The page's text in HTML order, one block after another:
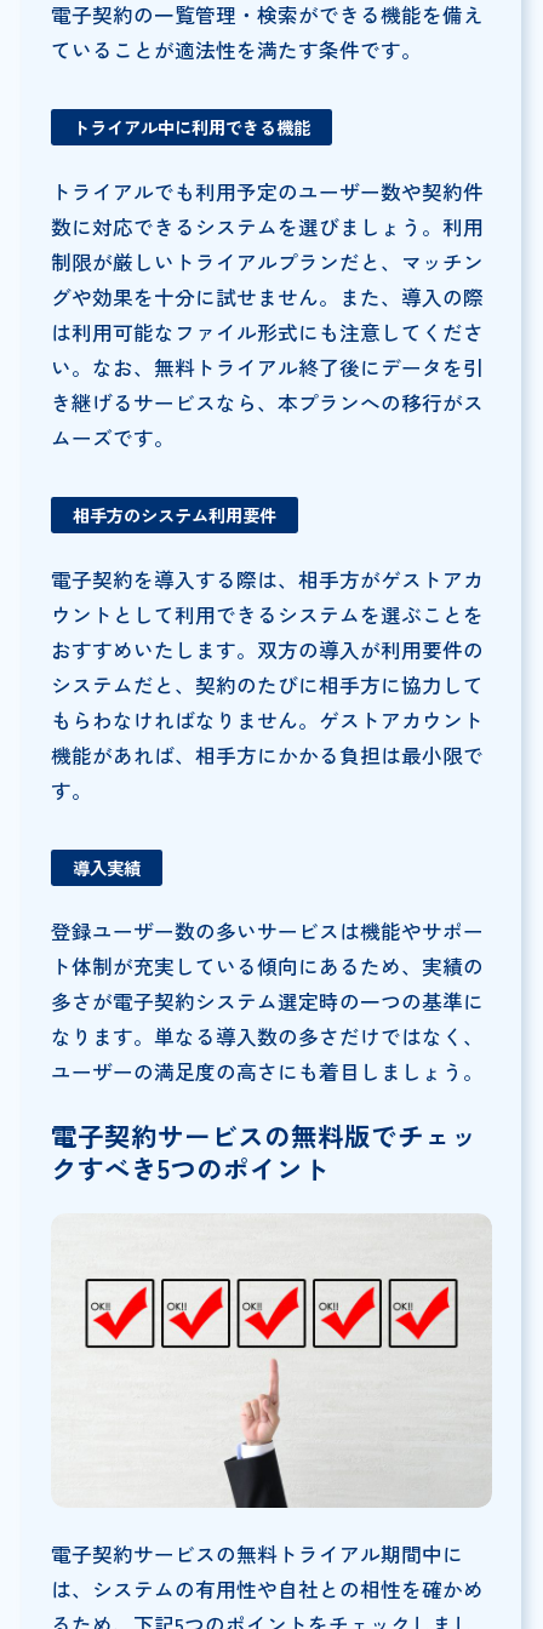
電子契約の一覧管理・検索ができる機能を備え
ていることが適法性を満たす条件です。
トライアル中に利用できる機能
トライアルでも利用予定のユーザー数や契約件
数に対応できるシステムを選びましょう。利用
制限が厳しいトライアルプランだと、マッチン
グや効果を十分に試せません。また、導入の際
は利用可能なファイル形式にも注意してくださ
い。なお、無料トライアル終了後にデータを引
き継げるサービスなら、本プランへの移行がス
ムーズです。
相手方のシステム利用要件
電子契約を導入する際は、相手方がゲストアカ
ウントとして利用できるシステムを選ぶことを
おすすめいたします。双方の導入が利用要件の
システムだと、契約のたびに相手方に協力して
もらわなければなりません。ゲストアカウント
機能があれば、相手方にかかる負担は最小限で
す。
導入実績
登録ユーザー数の多いサービスは機能やサポー
ト体制が充実している傾向にあるため、実績の
多さが電子契約システム選定時の一つの基準に
なります。単なる導入数の多さだけではなく、
ユーザーの満足度の高さにも着目しましょう。
電子契約サービスの無料版でチェッ
クすべき5つのポイント
電子契約サービスの無料トライアル期間中に
は、システムの有用性や自社との相性を確かめ